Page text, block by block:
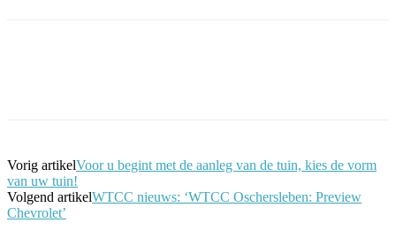
Vorig artikelVoor u begint met de aanleg van de tuin, kies de vorm
van uw tuin!
Volgend artikelWTCC nieuws: ‘WTCC Oschersleben: Preview
Chevrolet’